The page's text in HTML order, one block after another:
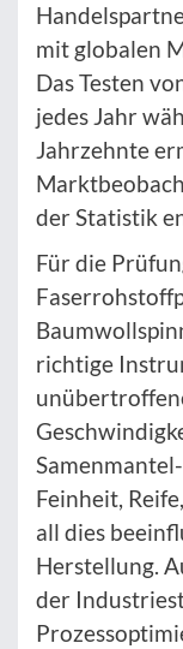
mit globalen
Das Testen
jedes Jahr
Jahrzehnte
der Statistik
Für die
richtige
Feinheit,
all dies
Herstellung.
der